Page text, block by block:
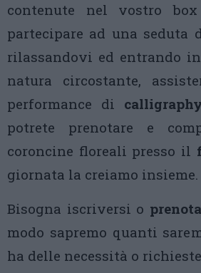
contenute nel vostro
partecipare ad una seduta
rilassandovi ed entrando
natura circostante,
performance di
potrete prenotare e
coroncine floreali presso il
giornata la creiamo insieme.
Bisogna iscriversi o
modo sapremo quanti
ha delle necessità o